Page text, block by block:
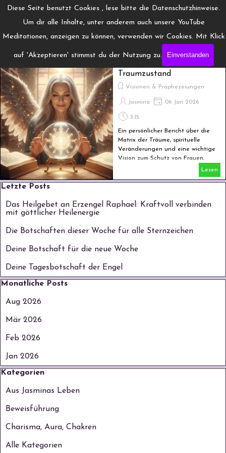
Diese Seite benutzt Cookies , lese bitte die Datenschutzhinweise.
Um dir alle Inhalte, unter anderem auch unsere YouTube
Meditationen, anzeigen zu können, verwenden wir Cookies. Mit Klick
auf 'Akzeptieren' stimmst du der Nutzung zu. Einverstanden
Direkt zum Seiteninhalt
www.Engelchanneling.de
Menü überspringen
Meine unglaublichen
Erlebnisse im luziden
Traumzustand
Visionen & Prophezeiungen
Jasmina 06 Jan 2026
3:15
Ein persönlicher Bericht über die
Matrix der Träume, spirituelle
Veränderungen und eine wichtige
Vision zum Schutz von Frauen.
Lesen
Block überspringen Letzte Posts
Letzte Posts
Das Heilgebet an Erzengel Raphael: Kraftvoll verbinden
mit göttlicher Heilenergie
Die Botschaften dieser Woche für alle Sternzeichen
Deine Botschaft für die neue Woche
Deine Tagesbotschaft der Engel
Block überspringen Monatliche Posts
Monatliche Posts
Aug 2026
Mär 2026
Feb 2026
Jan 2026
Block überspringen Kategorien
Kategorien
Aus Jasminas Leben
Beweisführung
Charisma, Aura, Chakren
Alle Kategorien